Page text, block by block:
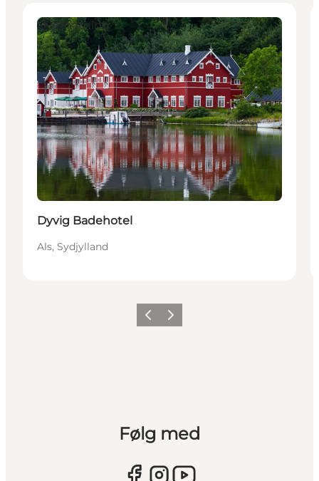
Overnatning
Dyvig Badehotel
Als, Sydjylland
ForrigeNæste
Følg med